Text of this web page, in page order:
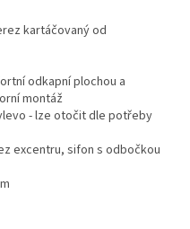
kartáčovaný od
odkapní plochou a
montáž
- lze otočit dle potřeby
excentru, sifon s odbočkou